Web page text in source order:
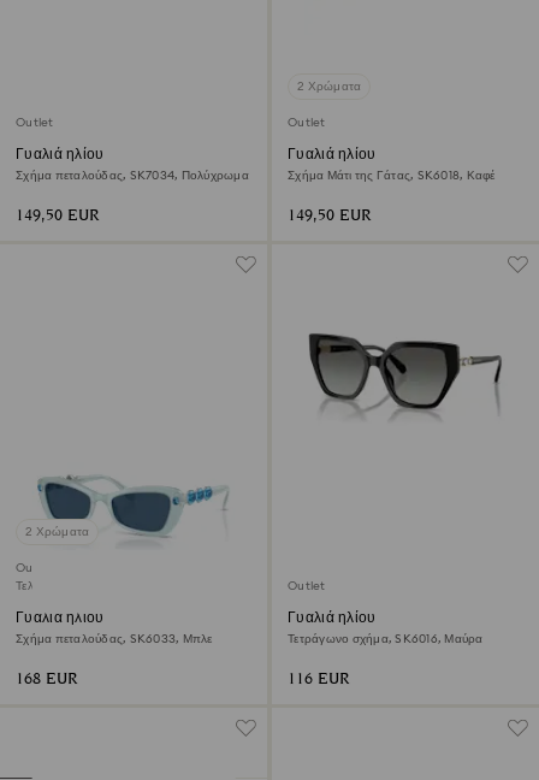
Outlet
Γυαλιά ηλίου
Σχήμα πεταλούδας, SK7034, Πολύχρωμα
149,50 EUR
2 Χρώματα
Outlet
Γυαλιά ηλίου
Σχήμα Μάτι της Γάτας, SK6018, Καφέ
149,50 EUR
2 Χρώματα
Outlet
Τελευταία ευκαιρία αγοράς
Γυαλιά ηλίου
Σχήμα πεταλούδας, SK6033, Μπλε
168 EUR
Outlet
Γυαλιά ηλίου
Τετράγωνο σχήμα, SK6016, Μαύρα
116 EUR